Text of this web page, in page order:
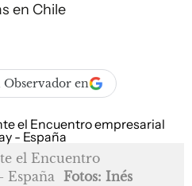
en Chile
Observador en
el Encuentro
España Fotos: Inés